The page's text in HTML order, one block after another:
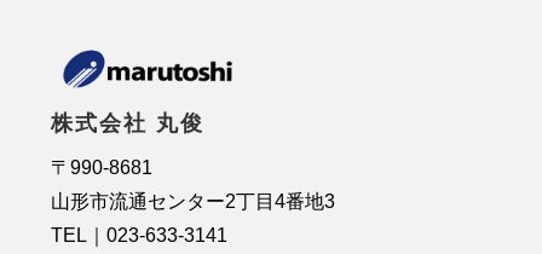
株式会社 丸俊
〒990-8681
山形市流通センター2丁目4番地3
TEL｜023-633-3141